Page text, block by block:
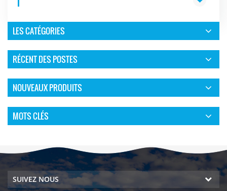
LES CATÉGORIES
RÉCENT DES POSTES
NOUVEAUX PRODUITS
MOTS CLÉS
SUIVEZ NOUS